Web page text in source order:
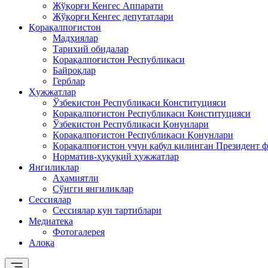
Жўқорғи Кенгес Аппарати
Жўқорғи Кенгес депутатлари
Қорақалпоғистон
Мадҳиялар
Тарихий обидалар
Қорақалпоғистон Республикаси
Байроқлар
Герблар
Ҳужжатлар
Ўзбекистон Республикаси Конституцияси
Қорақалпоғистон Республикаси Конституцияси
Ўзбекистон Республикаси Қонунлари
Қорақалпоғистон Республикаси Қонунлари
Қорақалпоғистон учун қабул қилинган Президент
Норматив-ҳуқуқий ҳужжатлар
Янгиликлар
Аҳамиятли
Сўнгги янгиликлар
Сессиялар
Сессиялар кун тартиблари
Медиатека
Фотогалерея
Алоқа